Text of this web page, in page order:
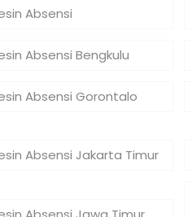
Absensi
Absensi Bengkulu
Absensi Gorontalo
Absensi Jakarta Timur